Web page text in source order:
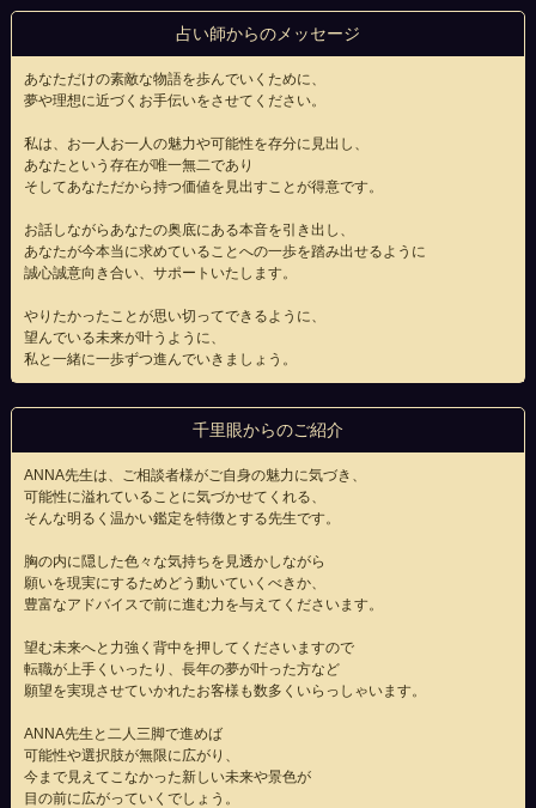
占い師からのメッセージ
あなただけの素敵な物語を歩んでいくために、
夢や理想に近づくお手伝いをさせてください。
私は、お一人お一人の魅力や可能性を存分に見出し、
あなたという存在が唯一無二であり
そしてあなただから持つ価値を見出すことが得意です。
お話しながらあなたの奥底にある本音を引き出し、
あなたが今本当に求めていることへの一歩を踏み出せるように
誠心誠意向き合い、サポートいたします。
やりたかったことが思い切ってできるように、
望んでいる未来が叶うように、
私と一緒に一歩ずつ進んでいきましょう。
千里眼からのご紹介
ANNA先生は、ご相談者様がご自身の魅力に気づき、
可能性に溢れていることに気づかせてくれる、
そんな明るく温かい鑑定を特徴とする先生です。
胸の内に隠した色々な気持ちを見透かしながら
願いを現実にするためどう動いていくべきか、
豊富なアドバイスで前に進む力を与えてくださいます。
望む未来へと力強く背中を押してくださいますので
転職が上手くいったり、長年の夢が叶った方など
願望を実現させていかれたお客様も数多くいらっしゃいます。
ANNA先生と二人三脚で進めば
可能性や選択肢が無限に広がり、
今まで見えてこなかった新しい未来や景色が
目の前に広がっていくでしょう。